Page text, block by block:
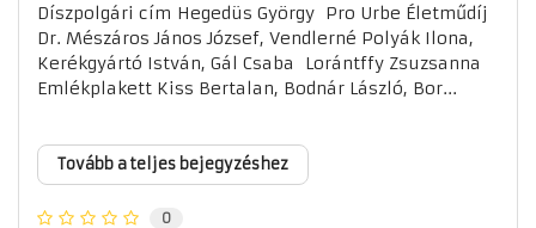
Díszpolgári cím Hegedüs György Pro Urbe Életműdíj
Dr. Mészáros János József, Vendlerné Polyák Ilona,
Kerékgyártó István, Gál Csaba Lorántffy Zsuzsanna
Emlékplakett Kiss Bertalan, Bodnár László, Bor...
Tovább a teljes bejegyzéshez
0